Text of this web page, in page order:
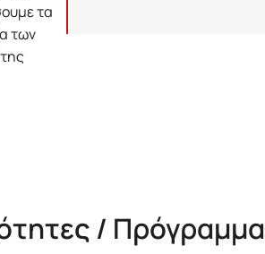
τα
των
/ Πρόγραμμα